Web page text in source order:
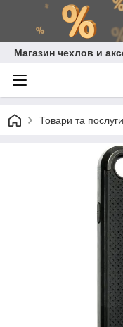
Магазин чехлов и
Товари та послуги